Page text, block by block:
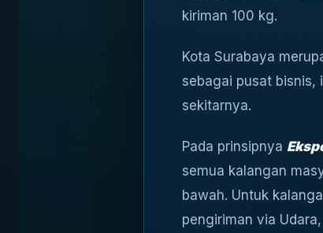
kiriman 100 kg.
Kota Surabaya
sebagai pusat bisnis,
sekitarnya.
Pada prinsipnya
semua kalangan
bawah. Untuk
pengiriman via